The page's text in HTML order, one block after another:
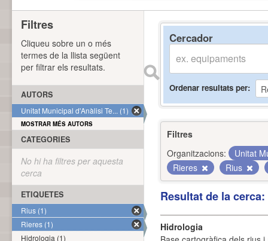
Cercador
Ordenar resultats per
Filtres
Organitzacions:
Unitat
Rieres
Rius
Resultat de la
Hidrologia
Filtres
Cliqueu sobre un o més
termes de la llista següent
per filtrar els resultats.
AUTORS
Unitat Municipal d'Anàlisi Te... (1)
MOSTRAR MÉS AUTORS
CATEGORIES
No hi ha filtres per aquesta
cerca
ETIQUETES
Rius (1)
Rieres (1)
Hidrologia (1)